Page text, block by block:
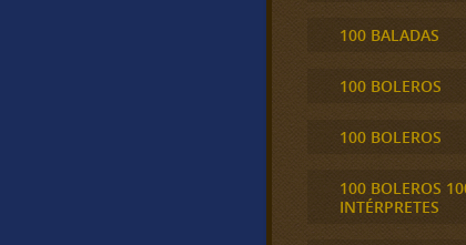
100 BALADAS
100 BOLEROS
100 BOLEROS
100 BOLEROS
INTÉRPRETES